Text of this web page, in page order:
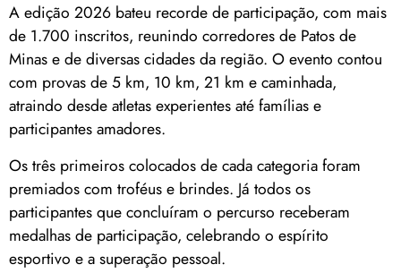
A edição 2026 bateu recorde de participação, com mais
de 1.700 inscritos, reunindo corredores de Patos de
Minas e de diversas cidades da região. O evento contou
com provas de 5 km, 10 km, 21 km e caminhada,
atraindo desde atletas experientes até famílias e
participantes amadores.
Os três primeiros colocados de cada categoria foram
premiados com troféus e brindes. Já todos os
participantes que concluíram o percurso receberam
medalhas de participação, celebrando o espírito
esportivo e a superação pessoal.